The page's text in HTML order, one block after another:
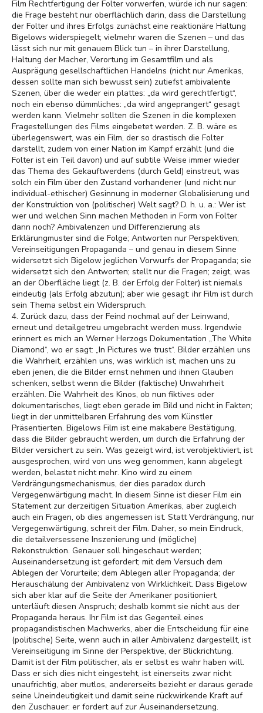
Film Rechtfertigung der Folter vorwerfen, würde ich nur sagen:
die Frage besteht nur oberflächlich darin, dass die Darstellung
der Folter und ihres Erfolgs zunächst eine reaktionäre Haltung
Bigelows widerspiegelt; vielmehr waren die Szenen – und das
lässt sich nur mit genauem Blick tun – in ihrer Darstellung,
Haltung der Macher, Verortung im Gesamtfilm und als
Ausprägung gesellschaftlichen Handelns (nicht nur Amerikas,
dessen sollte man sich bewusst sein) zutiefst ambivalente
Szenen, über die weder ein plattes: „da wird gerechtfertigt“,
noch ein ebenso dümmliches: „da wird angeprangert“ gesagt
werden kann. Vielmehr sollten die Szenen in die komplexen
Fragestellungen des Films eingebetet werden. Z. B. wäre es
überlegenswert, was ein Film, der so drastisch die Folter
darstellt, zudem von einer Nation im Kampf erzählt (und die
Folter ist ein Teil davon) und auf subtile Weise immer wieder
das Thema des Gekauftwerdens (durch Geld) einstreut, was
solch ein Film über den Zustand vorhandener (und nicht nur
individual-ethischer) Gesinnung in moderner Globalisierung und
der Konstruktion von (politischer) Welt sagt? D. h. u. a.: Wer ist
wer und welchen Sinn machen Methoden in Form von Folter
dann noch? Ambivalenzen und Differenzierung als
Erklärungmuster sind die Folge; Antworten nur Perspektiven;
Vereinseitigungen Propaganda – und genau in diesem Sinne
widersetzt sich Bigelow jeglichen Vorwurfs der Propaganda; sie
widersetzt sich den Antworten; stellt nur die Fragen; zeigt, was
an der Oberfläche liegt (z. B. der Erfolg der Folter) ist niemals
eindeutig (als Erfolg abzutun); aber wie gesagt: ihr Film ist durch
sein Thema selbst ein Widerspruch.
4. Zurück dazu, dass der Feind nochmal auf der Leinwand,
erneut und detailgetreu umgebracht werden muss. Irgendwie
erinnert es mich an Werner Herzogs Dokumentation „The White
Diamond“, wo er sagt: „In Pictures we trust“. Bilder erzählen uns
die Wahrheit, erzählen uns, was wirklich ist, machen uns zu
eben jenen, die die Bilder ernst nehmen und ihnen Glauben
schenken, selbst wenn die Bilder (faktische) Unwahrheit
erzählen. Die Wahrheit des Kinos, ob nun fiktives oder
dokumentarisches, liegt eben gerade im Bild und nicht in Fakten;
liegt in der unmittelbaren Erfahrung des vom Künstler
Präsentierten. Bigelows Film ist eine makabere Bestätigung,
dass die Bilder gebraucht werden, um durch die Erfahrung der
Bilder versichert zu sein. Was gezeigt wird, ist verobjektiviert, ist
ausgesprochen, wird von uns weg genommen, kann abgelegt
werden, belastet nicht mehr. Kino wird zu einem
Verdrängungsmechanismus, der dies paradox durch
Vergegenwärtigung macht. In diesem Sinne ist dieser Film ein
Statement zur derzeitigen Situation Amerikas, aber zugleich
auch ein Fragen, ob dies angemessen ist. Statt Verdrängung, nur
Vergegenwärtigung, schreit der Film. Daher, so mein Eindruck,
die detailversessene Inszenierung und (mögliche)
Rekonstruktion. Genauer soll hingeschaut werden;
Auseinandersetzung ist gefordert; mit dem Versuch dem
Ablegen der Vorurteile; dem Ablegen aller Propaganda; der
Herauschälung der Ambivalenz von Wirklichkeit. Dass Bigelow
sich aber klar auf die Seite der Amerikaner positioniert,
unterläuft diesen Anspruch; deshalb kommt sie nicht aus der
Propaganda heraus. Ihr Film ist das Gegenteil eines
propagandistischen Machwerks, aber die Entscheidung für eine
(politische) Seite, wenn auch in aller Ambivalenz dargestellt, ist
Vereinseitigung im Sinne der Perspektive, der Blickrichtung.
Damit ist der Film politischer, als er selbst es wahr haben will.
Dass er sich dies nicht eingesteht, ist einerseits zwar nicht
unaufrichtig, aber mutlos, andererseits bezieht er daraus gerade
seine Uneindeutigkeit und damit seine rückwirkende Kraft auf
den Zuschauer: er fordert auf zur Auseinandersetzung.